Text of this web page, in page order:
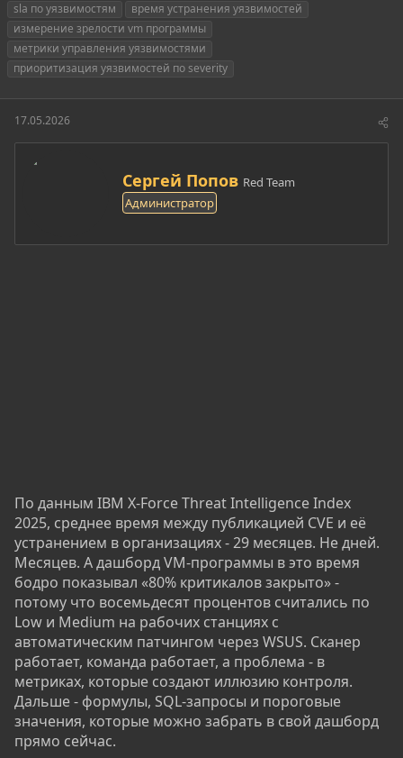
р
т
е
м
а
ч
а
а
sla по уязвимостям
время устранения уязвимостей
измерение зрелости vm программы
метрики управления уязвимостями
приоритизация уязвимостей по severity
17.05.2026
А
в
т
р
Сергей Попов Red Team
Администратор
По данным IBM X-Force Threat Intelligence Index
2025, среднее время между публикацией CVE и её
устранением в организациях - 29 месяцев. Не дней.
Месяцев. А дашборд VM-программы в это время
бодро показывал «80% критикалов закрыто» -
потому что восемьдесят процентов считались по
Low и Medium на рабочих станциях с
автоматическим патчингом через WSUS. Сканер
работает, команда работает, а проблема - в
метриках, которые создают иллюзию контроля.
Дальше - формулы, SQL-запросы и пороговые
значения, которые можно забрать в свой дашборд
прямо сейчас.